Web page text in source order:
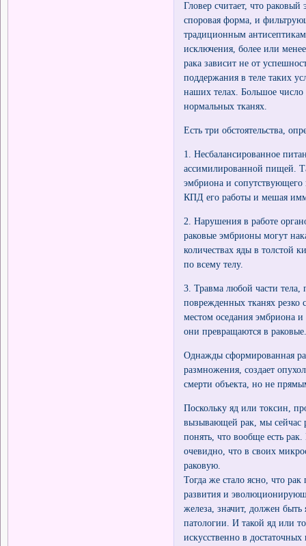
Гловер считает, что
споровая форма, и
традиционным
исключения, более или
рака зависит не от
поддержания в теле таких
наших телах. Большое число
нормальных тканях.
Есть три обстоятельства,
1. Несбалансированное
ассимилированной пищей.
эмбриона и
КПД его работы и мешая
2. Нарушения в работе
раковые эмбрионы могут
количествах яды в толстой
по всему телу.
3. Травма любой части тела,
поврежденных тканях резко
местом оседания эмбриона
они превращаются в
Однажды сформированная
размножения, создает
смерти объекта, но не
Поскольку яд или токсин,
вызывающей рак, мы сейчас
понять, что вообще есть
очевидно, что в своих
раковую.
Тогда же стало ясно, что
развития и
железа, значит, должен
патологии. И такой яд или
искусственно в